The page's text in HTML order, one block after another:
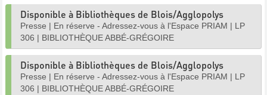
Disponible à Bibliothèques de Blois/Agglopolys
Presse | En réserve - Adressez-vous à l'Espace PRIAM | LP
306 | BIBLIOTHÈQUE ABBÉ-GRÉGOIRE
Disponible à Bibliothèques de Blois/Agglopolys
Presse | En réserve - Adressez-vous à l'Espace PRIAM | LP
306 | BIBLIOTHÈQUE ABBÉ-GRÉGOIRE